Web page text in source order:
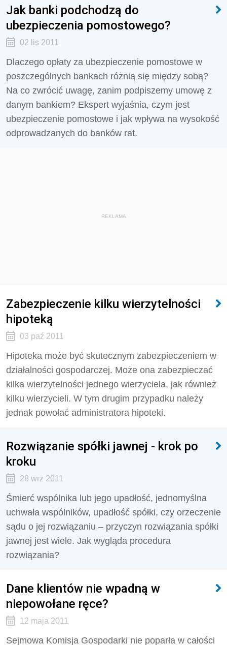
Jak banki podchodzą do
ubezpieczenia pomostowego?
02 lis 2011
Dlaczego opłaty za ubezpieczenie pomostowe w
poszczególnych bankach różnią się między sobą?
Na co zwrócić uwagę, zanim podpiszemy umowę z
danym bankiem? Ekspert wyjaśnia, czym jest
ubezpieczenie pomostowe i jak wpływa na wysokość
odprowadzanych do banków rat.
REKLAMA
Zabezpieczenie kilku wierzytelności
hipoteką
03 paź 2011
Hipoteka może być skutecznym zabezpieczeniem w
działalności gospodarczej. Może ona zabezpieczać
kilka wierzytelności jednego wierzyciela, jak również
kilku wierzycieli. W tym drugim przypadku należy
jednak powołać administratora hipoteki.
Rozwiązanie spółki jawnej - krok po
kroku
28 wrz 2011
Śmierć wspólnika lub jego upadłość, jednomyślna
uchwała wspólników, upadłość spółki, czy orzeczenie
sądu o jej rozwiązaniu – przyczyn rozwiązania spółki
jawnej jest wiele. Jak wygląda procedura
rozwiązania?
Dane klientów nie wpadną w
niepowołane ręce?
12 maja 2011
Sejmowa Komisja Gospodarki nie poparła w całości